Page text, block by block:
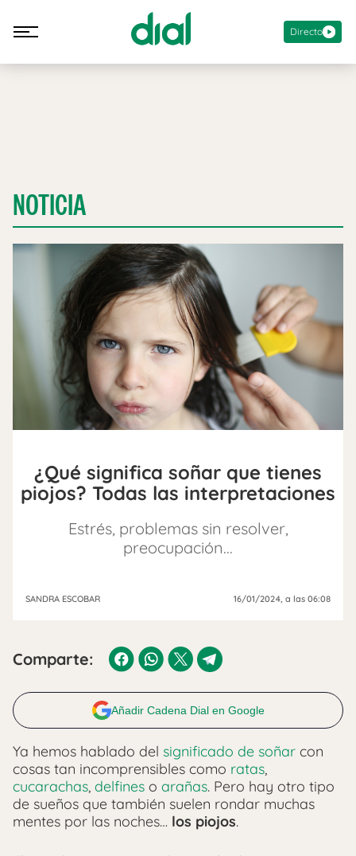
Directo
NOTICIA
¿Qué significa soñar que tienes
piojos? Todas las interpretaciones
Estrés, problemas sin resolver,
preocupación...
SANDRA ESCOBAR 16/01/2024, a las 06:08
Comparte:
Añadir Cadena Dial en Google
Ya hemos hablado del significado de soñar con
cosas tan incomprensibles como ratas,
cucarachas, delfines o arañas. Pero hay otro tipo
de sueños que también suelen rondar muchas
mentes por las noches… los piojos.